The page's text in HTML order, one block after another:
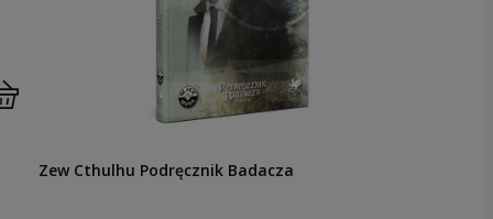
Zew Cthulhu Podręcznik Badacza